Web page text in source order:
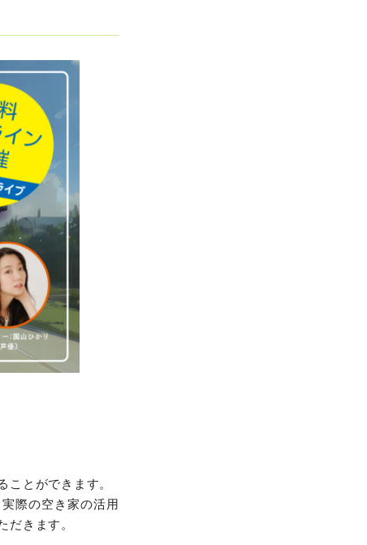
とができます。
際の空き家の活用
だきます。